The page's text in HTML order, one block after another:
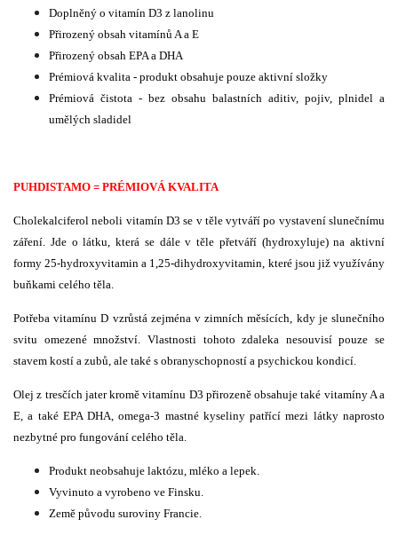
Doplněný o vitamín D3 z lanolinu
Přirozený obsah vitamínů A a E
Přirozený obsah EPA a DHA
Prémiová kvalita - produkt obsahuje pouze aktivní složky
Prémiová čistota - bez obsahu balastních aditiv, pojiv, plnidel a
umělých sladidel
PUHDISTAMO = PRÉMIOVÁ KVALITA
Cholekalciferol neboli vitamín D3 se v těle vytváří po vystavení slunečnímu
záření. Jde o látku, která se dále v těle přetváří (hydroxyluje) na aktivní
formy 25-hydroxyvitamin a 1,25-dihydroxyvitamin, které jsou již využívány
buňkami celého těla.
Potřeba vitamínu D vzrůstá zejména v zimních měsících, kdy je slunečního
svitu omezené množství. Vlastnosti tohoto zdaleka nesouvisí pouze se
stavem kostí a zubů, ale také s obranyschopností a psychickou kondicí.
Olej z tresčích jater kromě vitamínu D3 přirozeně obsahuje také vitamíny A a
E, a také EPA DHA, omega-3 mastné kyseliny patřící mezi látky naprosto
nezbytné pro fungování celého těla.
Produkt neobsahuje laktózu, mléko a lepek.
Vyvinuto a vyrobeno ve Finsku.
Země původu suroviny Francie.